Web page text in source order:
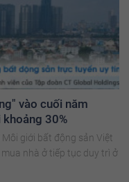
vào cuối năm
30%
giới bất động sản Việt
nhà ở tiếp tục duy trì ở